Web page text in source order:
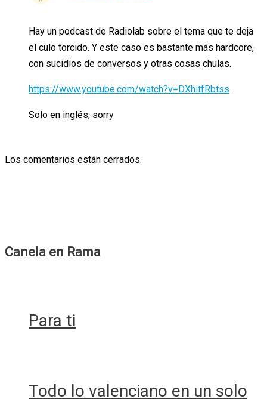
Hay un podcast de Radiolab sobre el tema que te deja
el culo torcido. Y este caso es bastante más hardcore,
con sucidios de conversos y otras cosas chulas.
https://www.youtube.com/watch?v=DXhitfRbtss
Solo en inglés, sorry
Los comentarios están cerrados.
Canela en Rama
Para ti
Todo lo valenciano en un solo